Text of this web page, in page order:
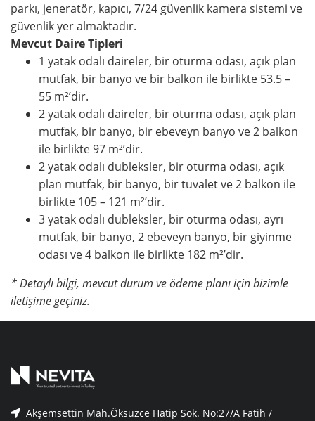
parkı, jeneratör, kapıcı, 7/24 güvenlik kamera sistemi ve
güvenlik yer almaktadır.
Mevcut Daire Tipleri
1 yatak odalı daireler, bir oturma odası, açık plan
mutfak, bir banyo ve bir balkon ile birlikte 53.5 –
55 m²’dir.
2 yatak odalı daireler, bir oturma odası, açık plan
mutfak, bir banyo, bir ebeveyn banyo ve 2 balkon
ile birlikte 97 m²’dir.
2 yatak odalı dubleksler, bir oturma odası, açık
plan mutfak, bir banyo, bir tuvalet ve 2 balkon ile
birlikte 105 – 121 m²’dir.
3 yatak odalı dubleksler, bir oturma odası, ayrı
mutfak, bir banyo, 2 ebeveyn banyo, bir giyinme
odası ve 4 balkon ile birlikte 182 m²’dir.
* Detaylı bilgi, mevcut durum ve ödeme planı için bizimle
iletişime geçiniz.
Akşemsettin Mah.Öksüzce Hatip Sok. No:27/A Fatih /